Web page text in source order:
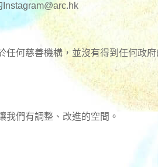
Instagram@arc.hk
任何慈善機構，並沒有得到任何政
我們有調整、改進的空間。